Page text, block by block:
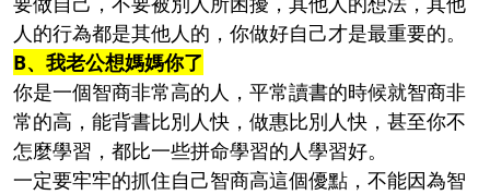
人的行為都是其他人的，你做好自己才是最重要的。
B、我老公想媽媽你了
你是一個智商非常高的人，平常讀書的時候就智商非
常的高，能背書比別人快，做惠比別人快，甚至你不
怎麼學習，都比一些拼命學習的人學習好。
一定要牢牢的抓住自己智商高這個優點，不能因為智